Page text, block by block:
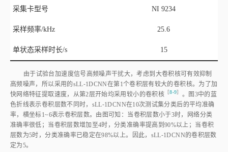
采集卡型号 NI 9234
采样频率/kHz 25.6
单状态采样时长/s 15
由于试验台加速度信号高频噪声干扰大，考虑到大卷积核可有效抑制
高频噪声，所以采用的sLL⁃1DCNN在第1个卷积层有较大的卷积核。为了加
快网络特征提取速度，从第2层开始均采用较小的卷积 核 ［8⁃9］ 图3
中的蓝
色折线表示卷积层数不同时，sLL⁃1DCNN在10次测试集分类后的平均准确
率，横坐标1~6表示卷积层数。由图可知：当卷积层数小于3时，网络分类
准确率很低；当卷积层数增加至4时，分类准确率提高到90%以上；当卷积
层数为5时，分类准确率已稳定在98%以上。因此，sLL⁃1DCNN的卷积层数
定为5。